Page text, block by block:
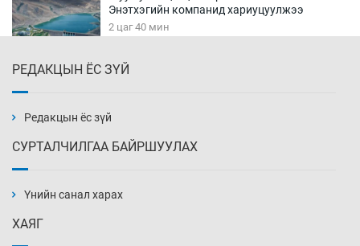
Энэтхэгийн компанид хариуцуулжээ
2 цаг 40 мин
3 цаг 10 мин
3 цаг 40 мин
РЕДАКЦЫН ЁС ЗҮЙ
Редакцын ёс зүй
СУРТАЛЧИЛГАА БАЙРШУУЛАХ
Үнийн санал харах
ХАЯГ